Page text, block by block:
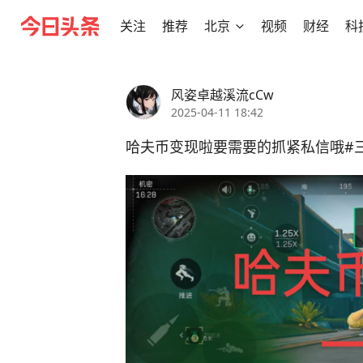
关注 推荐 北京 视频 财经 科
风姿卓越溪流cCw
2025-04-11 18:42
哈夫币变现啦要需要的抓紧私信哦#